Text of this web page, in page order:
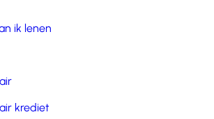
ik lenen
krediet